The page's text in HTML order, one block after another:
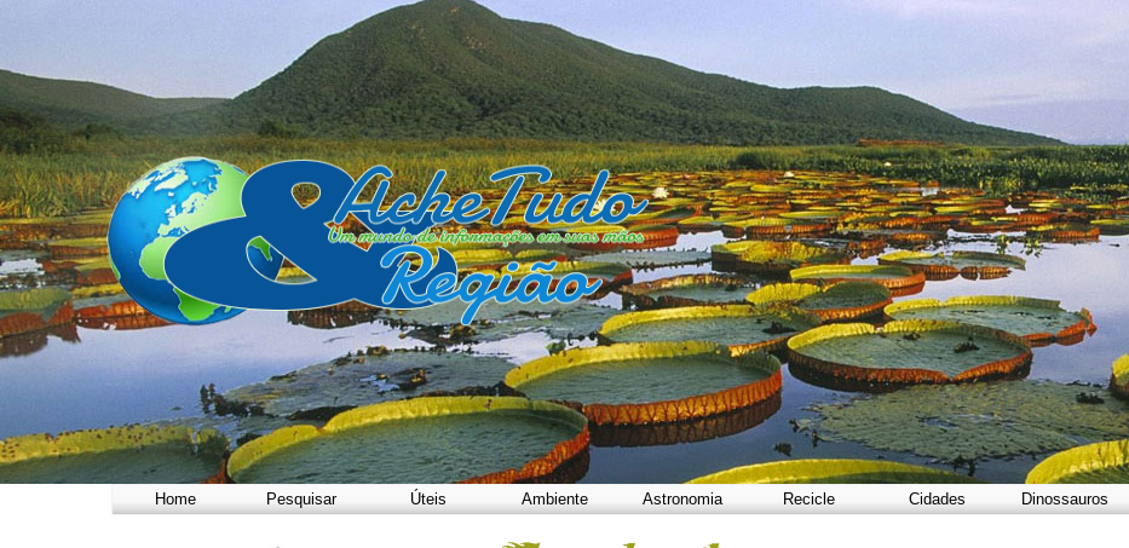
Home Pesquisar Úteis Ambiente Astronomia Recicle Cidades Dinossauros